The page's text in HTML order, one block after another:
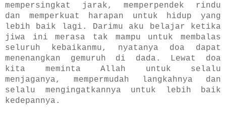
mempersingkat jarak, memperpendek rindu
dan memperkuat harapan untuk hidup yang
lebih baik lagi. Darimu aku belajar ketika
jiwa ini merasa tak mampu untuk membalas
seluruh kebaikanmu, nyatanya doa dapat
menenangkan gemuruh di dada. Lewat doa
kita meminta Allah untuk selalu
menjaganya, mempermudah langkahnya dan
selalu mengingatkannya untuk lebih baik
kedepannya.